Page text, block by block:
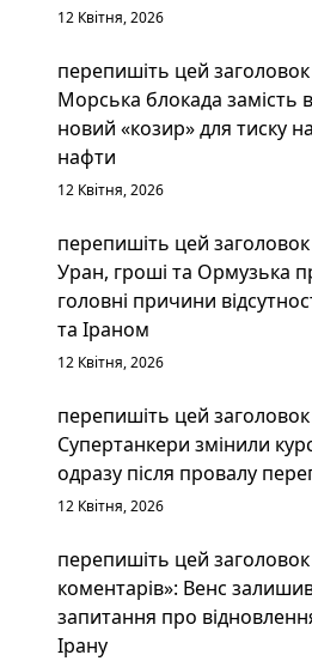
12 Квітня, 2026
перепишіть цей
Морська блокада замість
новий «козир» для тиску
нафти
12 Квітня, 2026
перепишіть цей
Уран, гроші та Ормузька
головні причини
та Іраном
12 Квітня, 2026
перепишіть цей
Супертанкери змінили
одразу після провалу
12 Квітня, 2026
перепишіть цей
коментарів»: Венс
запитання про
Ірану